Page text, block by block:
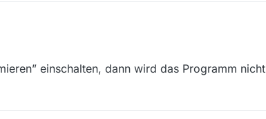
einschalten, dann wird das Programm nicht